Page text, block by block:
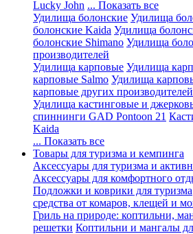
Lucky John ... Показать все
Удилища болонские Удилища
болонские Kaida Удилища
болонские Shimano Удилища
производителей
Удилища карповые Удилища
карповые Salmo Удилища
карповые других производителей
Удилища кастинговые и
спиннинги GAD Pontoon 21
Kaida
... Показать все
Товары для туризма и кемпинга
Аксессуары для туризма и
Аксессуары для комфортного
Подложки и коврики для туризма
средства от комаров, клещей и
Гриль на природе: коптильни,
решетки Коптильни и мангалы